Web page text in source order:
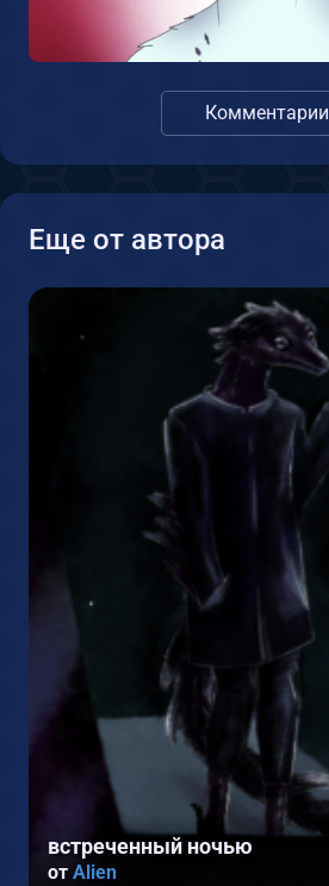
Комментарии
Еще от автора
встреченный ночью
от Alien